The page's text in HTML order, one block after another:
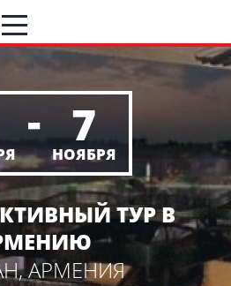
- 7
НОЯБРЯ
ТУР В
АРМЕНИЯ